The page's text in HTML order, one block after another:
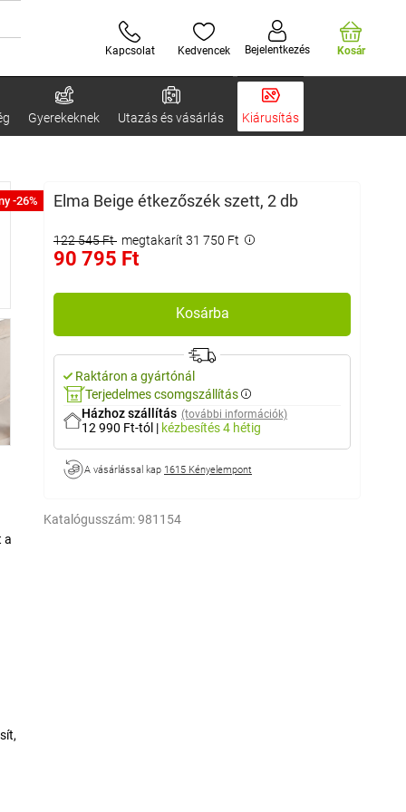
Kapcsolat Kedvencek Bejelentkezés Kosár
Gyerekeknek Utazás és vásárlás Kiárusítás
-26% Elma Beige étkezőszék szett, 2 db
122 545 Ft megtakarít 31 750 Ft
90 795 Ft
Kosárba
Raktáron a gyártónál
Terjedelmes csomgszállítás
Házhoz szállítás (további információk)
12 990 Ft-tól | kézbesítés4 hétig
A vásárlással kap 1615 Kényelempont
Katalógusszám:981154
a